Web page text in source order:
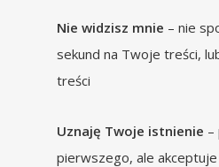
Nie widzisz mnie – nie
sekund na Twoje treści,
treści
Uznaję Twoje istnienie –
pierwszego, ale